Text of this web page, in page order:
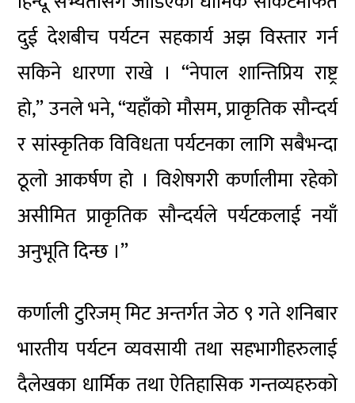
दुई देशबीच पर्यटन सहकार्य अझ विस्तार गर्न
सकिने धारणा राखे । “नेपाल शान्तिप्रिय राष्ट्र
हो,” उनले भने, “यहाँको मौसम, प्राकृतिक सौन्दर्य
र सांस्कृतिक विविधता पर्यटनका लागि सबैभन्दा
ठूलो आकर्षण हो । विशेषगरी कर्णालीमा रहेको
असीमित प्राकृतिक सौन्दर्यले पर्यटकलाई नयाँ
अनुभूति दिन्छ ।”
कर्णाली टुरिजम् मिट अन्तर्गत जेठ ९ गते शनिबार
भारतीय पर्यटन व्यवसायी तथा सहभागीहरुलाई
दैलेखका धार्मिक तथा ऐतिहासिक गन्तव्यहरुको